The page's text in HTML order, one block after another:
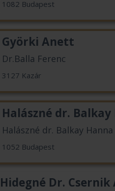
1082 Budapest
Györki Anett
Dr.Balla Ferenc
3127 Kazár
Halászné dr. Balkay
Halászné dr. Balkay
1052 Budapest
Hidegné Dr. Csernik